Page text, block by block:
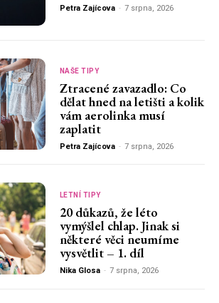
Petra Zajícova - 7 srpna, 2026
NAŠE TIPY
Ztracené zavazadlo: Co
dělat hned na letišti a kolik
vám aerolinka musí
zaplatit
Petra Zajícova - 7 srpna, 2026
LETNÍ TIPY
20 důkazů, že léto
vymýšlel chlap. Jinak si
některé věci neumíme
vysvětlit – 1. díl
Nika Glosa - 7 srpna, 2026